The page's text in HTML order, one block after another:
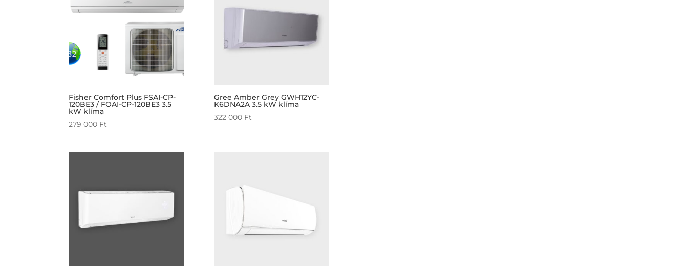
Fisher Comfort Plus FSAI-CP-
120BE3 / FOAI-CP-120BE3 3.5
kW klíma
279 000 Ft
Gree Amber Grey GWH12YC-
K6DNA2A 3.5 kW klíma
322 000 Ft